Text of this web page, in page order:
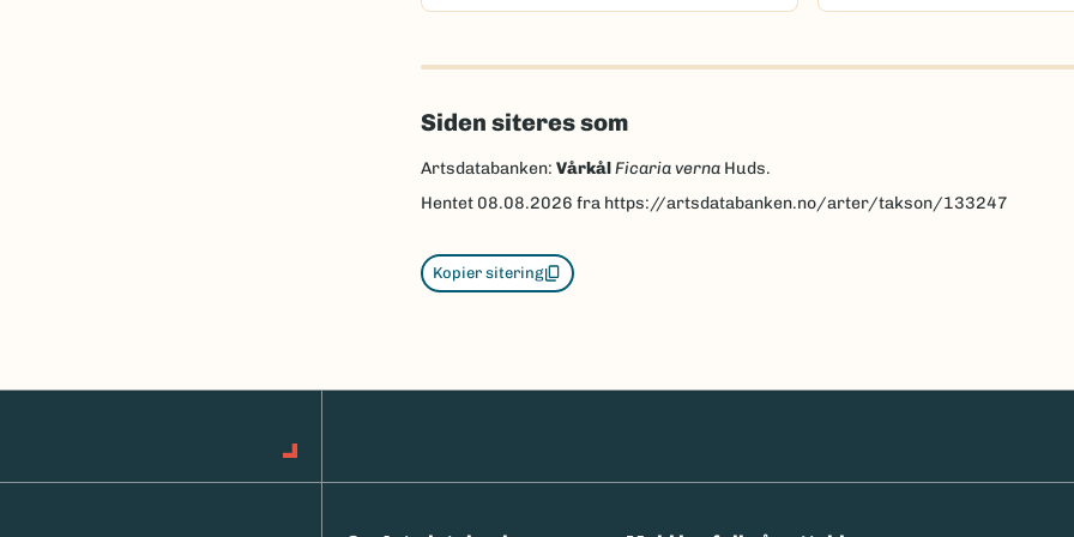
Siden siteres som
Artsdatabanken: VårkålFicaria vernaHuds.
Hentet 08.08.2026 fra https://artsdatabanken.no/arter/takson/133247
Kopier sitering